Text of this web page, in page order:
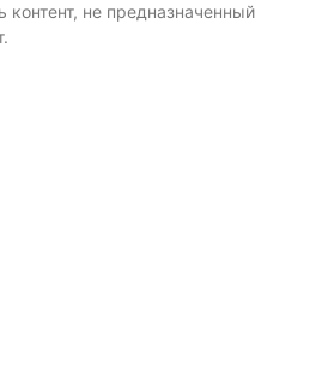
не предназначенный